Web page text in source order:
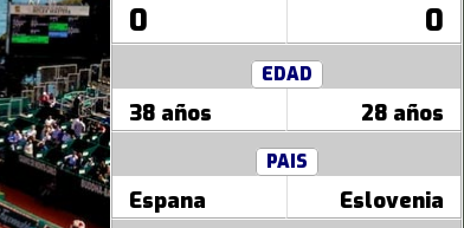
0 0
EDAD
38 años 28 años
PAIS
Espana Eslovenia